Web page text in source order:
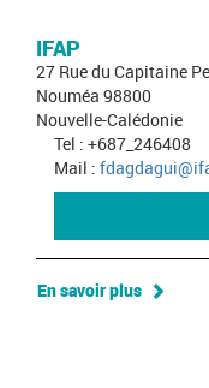
IFAP
27 Rue du Capitaine
Nouméa 98800
Nouvelle-Calédonie
Tel : +687_246408
Mail :
En savoir plus